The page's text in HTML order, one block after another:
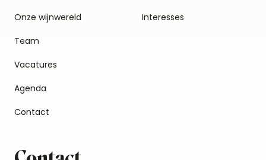
Onze wijnwereld
Team
Vacatures
Agenda
Contact
Interesses